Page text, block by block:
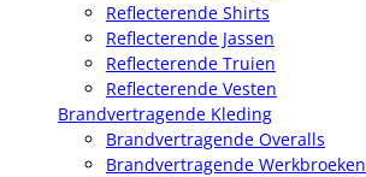
Reflecterende Shirts
Reflecterende Jassen
Reflecterende Truien
Reflecterende Vesten
Brandvertragende Kleding
Brandvertragende Overalls
Brandvertragende Werkbroeken